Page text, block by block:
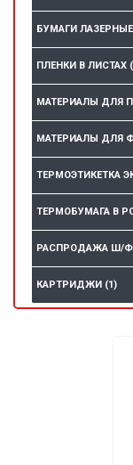
БУМАГИ ЛАЗЕРНЫЕ
ПЛЕНКИ В ЛИСТАХ
МАТЕРИАЛЫ ДЛЯ
МАТЕРИАЛЫ ДЛЯ
ТЕРМОЭТИКЕТКА
ТЕРМОБУМАГА В
РАСПРОДАЖА Ш/
КАРТРИДЖИ (1)